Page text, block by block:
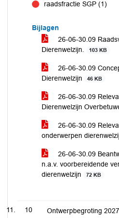
raadsfractie SGP (1)
Bijlagen
26-06-30.09
Dierenwelzijn.
103 KB
26-06-30.09
Dierenwelzijn
46 KB
26-06-30.09
Dierenwelzijn
26-06-30.09
onderwerpen
26-06-30.09
n.a.v. voorbereidende
dierenwelzijn
72 KB
10
Ontwerpbegroting